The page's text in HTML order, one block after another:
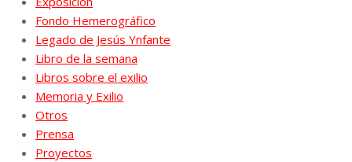
Fondo Hemerográfico
Legado de Jesús Ynfante
Libro de la semana
Libros sobre el exilio
Memoria y Exilio
Otros
Prensa
Proyectos